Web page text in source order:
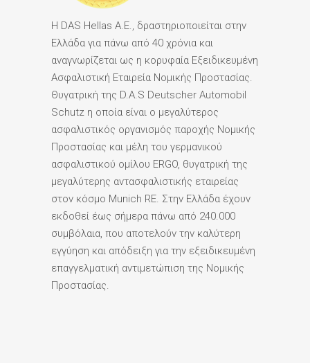
Η DAS Hellas Α.Ε., δραστηριοποιείται στην
Ελλάδα για πάνω από 40 χρόνια και
αναγνωρίζεται ως η κορυφαία Εξειδικευμένη
Ασφαλιστική Εταιρεία Νομικής Προστασίας.
Θυγατρική της D.A.S Deutscher Automobil
Schutz η οποία είναι ο μεγαλύτερος
ασφαλιστικός οργανισμός παροχής Νομικής
Προστασίας και μέλη του γερμανικού
ασφαλιστικού ομίλου ERGO, θυγατρική της
μεγαλύτερης αντασφαλιστικής εταιρείας
στον κόσμο Munich RE. Στην Ελλάδα έχουν
εκδοθεί έως σήμερα πάνω από 240.000
συμβόλαια, που αποτελούν την καλύτερη
εγγύηση και απόδειξη για την εξειδικευμένη
επαγγελματική αντιμετώπιση της Νομικής
Προστασίας.